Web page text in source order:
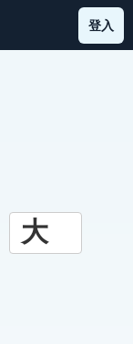
登入
大